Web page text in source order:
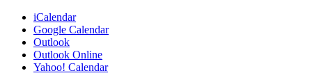
iCalendar
Google Calendar
Outlook
Outlook Online
Yahoo! Calendar